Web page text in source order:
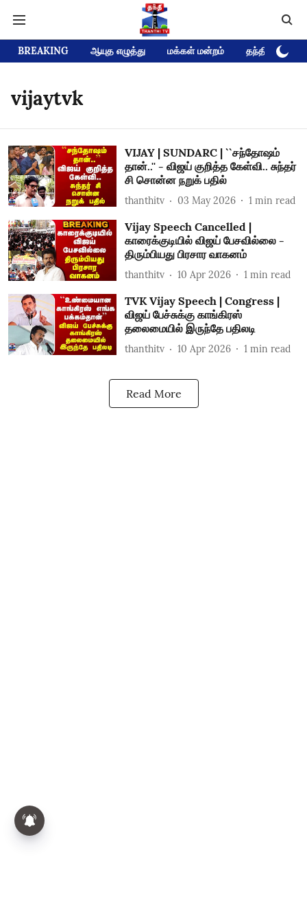
BREAKING ஆயுத எழுத்து மக்கள் மன்றம் தந்தி டிவி
vijaytvk
VIJAY | SUNDARC | ``சந்தோஷம்
தான்..'' - விஜய் குறித்த கேள்வி.. சுந்தர்
சி சொன்ன நறுக் பதில்
thanthitv 03 May 2026 1 min read
Vijay Speech Cancelled |
காரைக்குடியில் விஜய் பேசவில்லை -
திரும்பியது பிரசார வாகனம்
thanthitv 10 Apr 2026 1 min read
TVK Vijay Speech | Congress |
விஜய் பேச்சுக்கு காங்கிரஸ்
தலைமையில் இருந்தே பதிலடி
thanthitv 10 Apr 2026 1 min read
Read More